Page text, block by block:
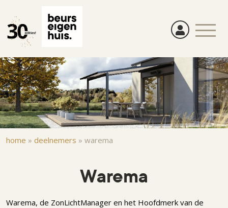
naar
de
gaan
Kruimelpad
home » deelnemers » warema
Warema
Warema, de ZonLichtManager en het Hoofdmerk van de